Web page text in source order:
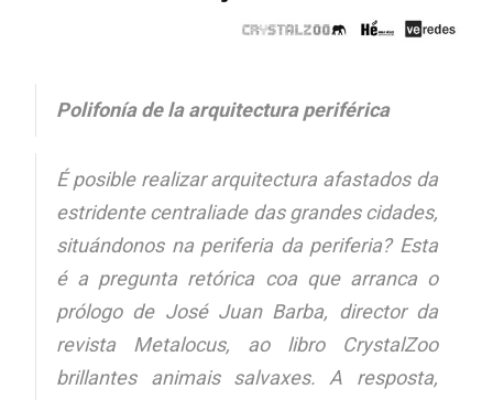
Polifonía de la arquitectura periférica
É posible realizar arquitectura afastados da
estridente centraliade das grandes cidades,
situándonos na periferia da periferia? Esta
é a pregunta retórica coa que arranca o
prólogo de José Juan Barba, director da
revista Metalocus, ao libro
CrystalZoo
brillantes animais salvaxes. A resposta,